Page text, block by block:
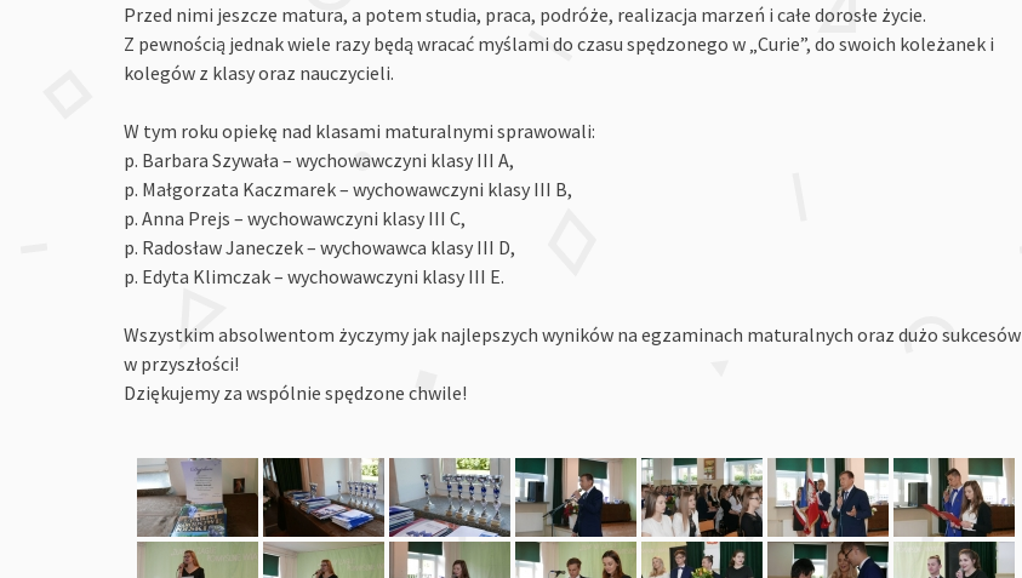
Przed nimi jeszcze matura, a potem studia, praca, podróże, realizacja marzeń i całe dorosłe życie.
Z pewnością jednak wiele razy będą wracać myślami do czasu spędzonego w „Curie”, do swoich koleżanek i
kolegów z klasy oraz nauczycieli.
W tym roku opiekę nad klasami maturalnymi sprawowali:
p. Barbara Szywała – wychowawczyni klasy III A,
p. Małgorzata Kaczmarek – wychowawczyni klasy III B,
p. Anna Prejs – wychowawczyni klasy III C,
p. Radosław Janeczek – wychowawca klasy III D,
p. Edyta Klimczak – wychowawczyni klasy III E.
Wszystkim absolwentom życzymy jak najlepszych wyników na egzaminach maturalnych oraz dużo sukcesów
w przyszłości!
Dziękujemy za wspólnie spędzone chwile!